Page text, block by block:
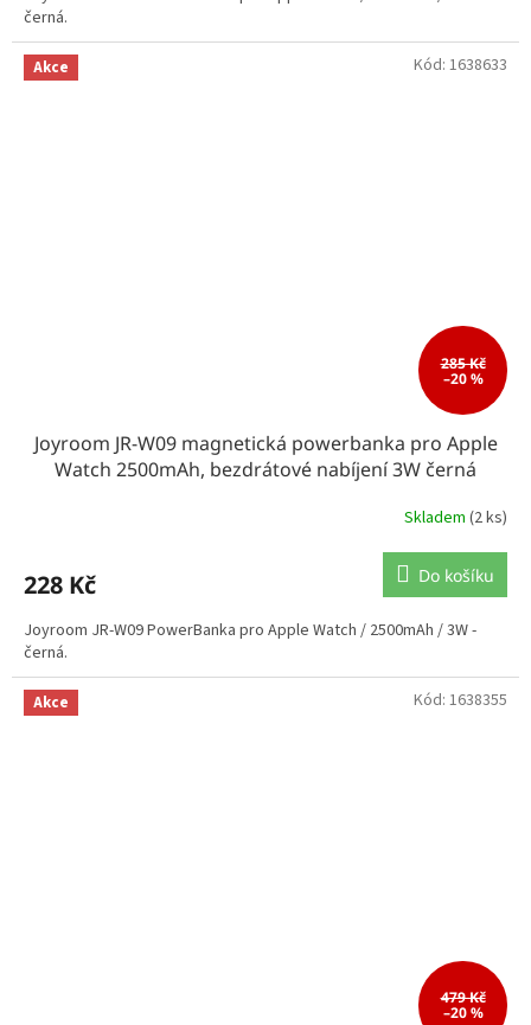
černá.
Akce
285 Kč
–20 %
Joyroom JR-W09 magnetická powerbanka pro Apple
Watch 2500mAh, bezdrátové nabíjení 3W černá
Skladem (2 ks)
228 Kč Do košíku
Joyroom JR-W09 PowerBanka pro Apple Watch / 2500mAh / 3W -
černá.
Kód: 1638633
Akce
479 Kč
–20 %
Kód: 1638355